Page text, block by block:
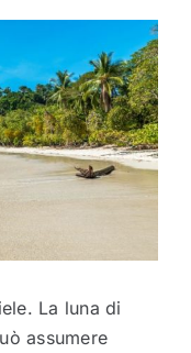
La luna di
assumere